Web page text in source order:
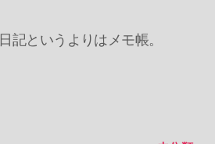
記というよりはメモ帳。
カ